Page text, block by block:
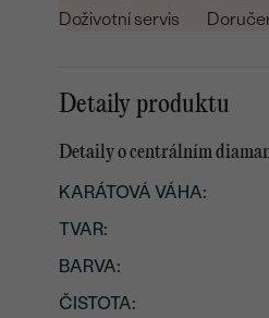
Doživotní servis
Detaily produktu
Detaily o centrálním
KARÁTOVÁ VÁHA:
TVAR:
BARVA:
ČISTOTA: